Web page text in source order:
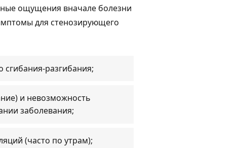
ощущения вначале болезни
для стенозирующего
разгибания;
и невозможность
заболевания;
(часто по утрам);